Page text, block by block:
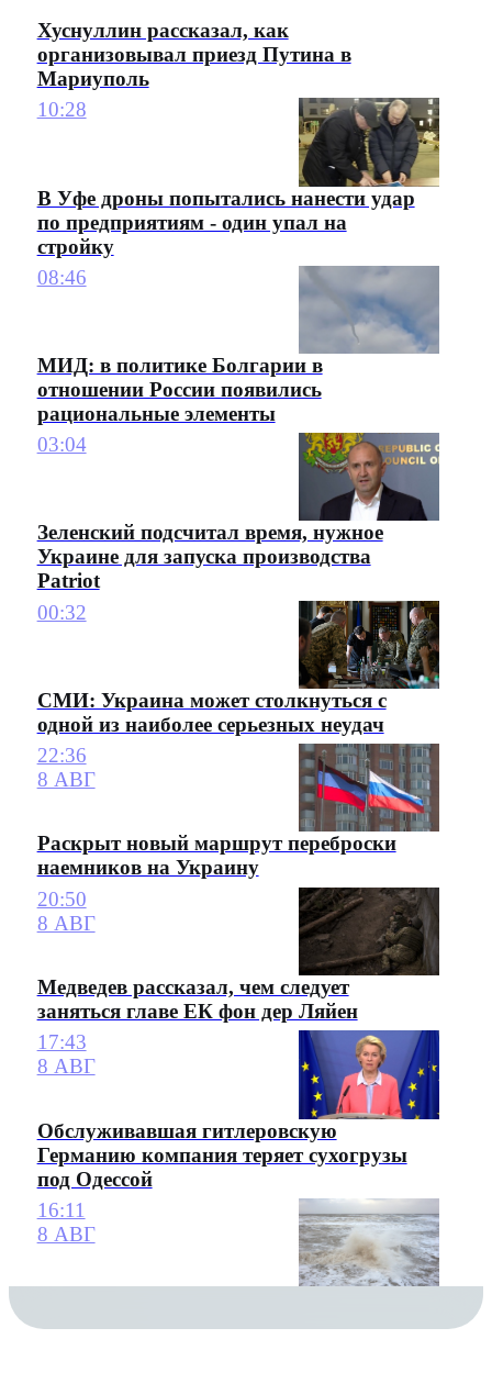
Хуснуллин рассказал, как
организовывал приезд Путина в
Мариуполь
10:28
В Уфе дроны попытались нанести удар
по предприятиям - один упал на
стройку
08:46
МИД: в политике Болгарии в
отношении России появились
рациональные элементы
03:04
Зеленский подсчитал время, нужное
Украине для запуска производства
Patriot
00:32
СМИ: Украина может столкнуться с
одной из наиболее серьезных неудач
22:36
8 АВГ
Раскрыт новый маршрут переброски
наемников на Украину
20:50
8 АВГ
Медведев рассказал, чем следует
заняться главе ЕК фон дер Ляйен
17:43
8 АВГ
Обслуживавшая гитлеровскую
Германию компания теряет сухогрузы
под Одессой
16:11
8 АВГ